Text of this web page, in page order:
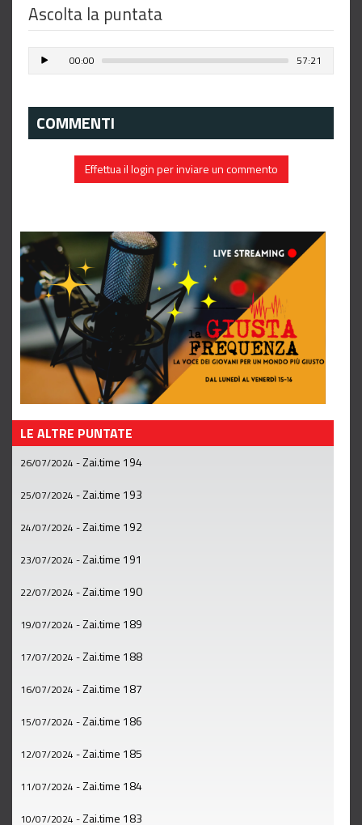
Ascolta la puntata
00:00 57:21
COMMENTI
Effettua il login per inviare un commento
LE ALTRE PUNTATE
26/07/2024 -Zai.time 194
25/07/2024 -Zai.time 193
24/07/2024 -Zai.time 192
23/07/2024 -Zai.time 191
22/07/2024 -Zai.time 190
19/07/2024 -Zai.time 189
17/07/2024 -Zai.time 188
16/07/2024 -Zai.time 187
15/07/2024 -Zai.time 186
12/07/2024 -Zai.time 185
11/07/2024 -Zai.time 184
10/07/2024 -Zai.time 183